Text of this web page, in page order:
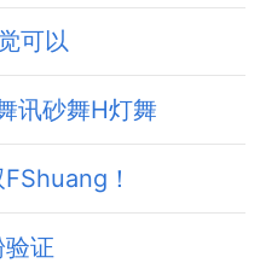
可以
讯砂舞H灯舞
！
证